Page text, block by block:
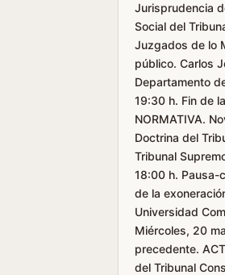
Jurisprudencia
Social del
Juzgados de lo
público. Carlos
Departamento
19:30 h. Fin de
NORMATIVA.
Doctrina del
Tribunal
18:00 h. Pausa-
de la
Universidad
Miércoles, 20
precedente.
del Tribunal